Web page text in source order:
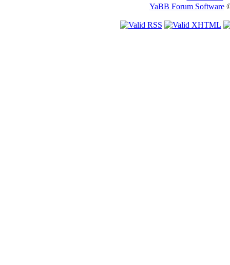
YaBB Forum Software©